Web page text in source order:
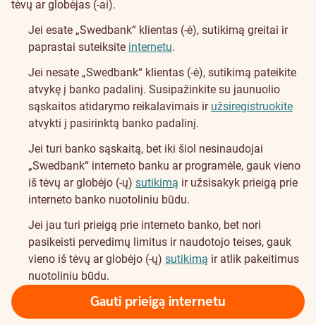
tėvų ar globėjas (-ai).
Jei esate „Swedbank“ klientas (-ė), sutikimą greitai ir
paprastai suteiksite internetu.
Jei nesate „Swedbank“ klientas (-ė), sutikimą pateikite
atvykę į banko padalinį. Susipažinkite su jaunuolio
sąskaitos atidarymo reikalavimais ir užsiregistruokite
atvykti į pasirinktą banko padalinį.
Jei turi banko sąskaitą, bet iki šiol nesinaudojai
„Swedbank“ interneto banku ar programėle, gauk vieno
iš tėvų ar globėjo (-ų) sutikimą ir užsisakyk prieigą prie
interneto banko nuotoliniu būdu.
Jei jau turi prieigą prie interneto banko, bet nori
pasikeisti pervedimų limitus ir naudotojo teises, gauk
vieno iš tėvų ar globėjo (-ų) sutikimą ir atlik pakeitimus
nuotoliniu būdu.
Gauti prieigą internetu